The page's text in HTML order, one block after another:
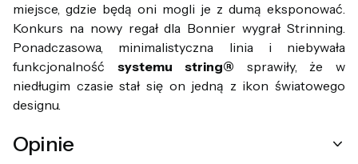
miejsce, gdzie będą oni mogli je z dumą eksponować.
Konkurs na nowy regał dla Bonnier wygrał Strinning.
Ponadczasowa, minimalistyczna linia i niebywała
funkcjonalność systemu string® sprawiły, że w
niedługim czasie stał się on jedną z ikon światowego
designu.
Opinie